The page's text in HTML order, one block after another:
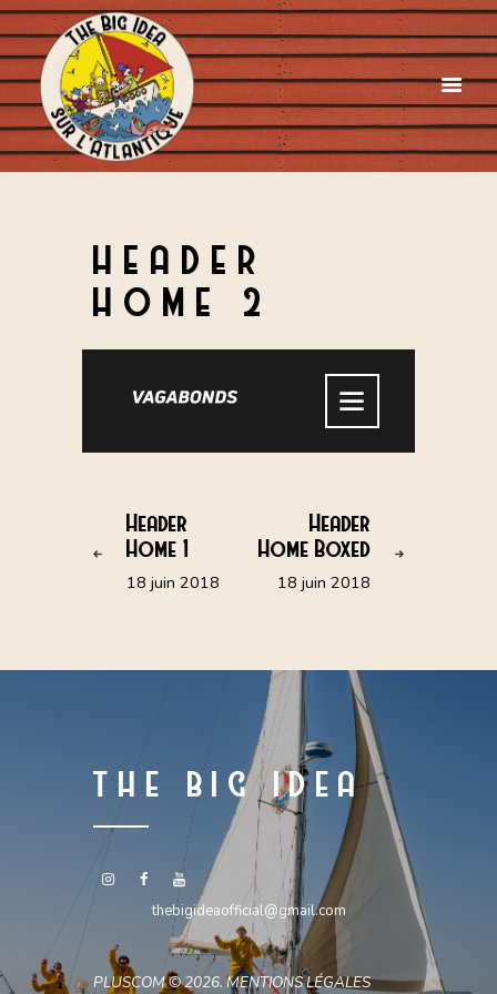
HEADER
HOME 2
Header
Home 1
18 juin 2018
Header
Home Boxed
18 juin 2018
THE BIG IDEA
thebigideaofficial@gmail.com
PLUSCOM© 2026. MENTIONS LÉGALES